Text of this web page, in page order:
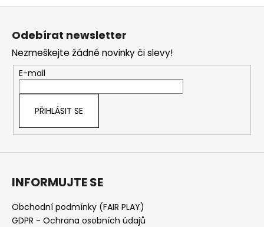
Z
Odebírat newsletter
Nezmeškejte žádné novinky či slevy!
E-mail
PŘIHLÁSIT SE
INFORMUJTE SE
Obchodní podmínky (FAIR PLAY)
GDPR - Ochrana osobních údajů